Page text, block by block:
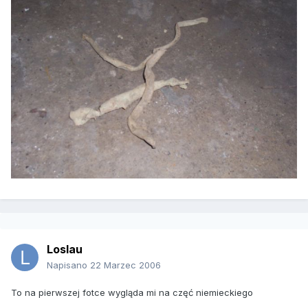
Loslau
Napisano 22 Marzec 2006
To na pierwszej fotce wygląda mi na częć niemieckiego